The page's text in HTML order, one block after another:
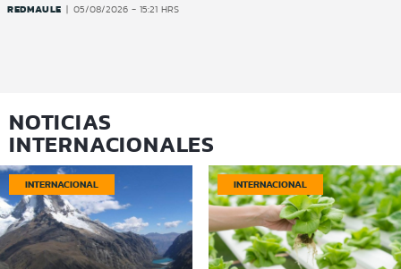
REDMAULE 05/08/2026 - 15:21 HRS
NOTICIAS
INTERNACIONALES
INTERNACIONAL INTERNACIONAL